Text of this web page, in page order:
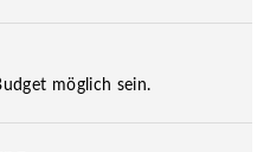
möglich sein.